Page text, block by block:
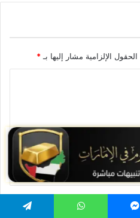
الحقول الإلزامية مشار إليها بـ *